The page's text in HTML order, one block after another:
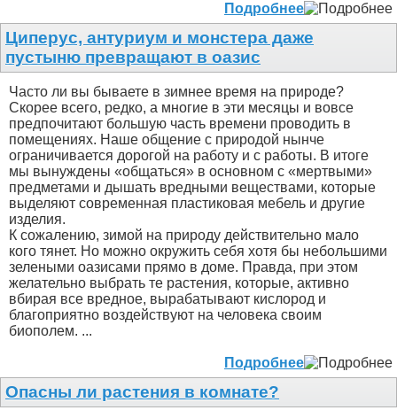
Подробнее
Циперус, антуриум и монстера даже
пустыню превращают в оазис
Часто ли вы бываете в зимнее время на природе?
Скорее всего, редко, а многие в эти месяцы и вовсе
предпочитают большую часть времени проводить в
помещениях. Наше общение с природой нынче
ограничивается дорогой на работу и с работы. В итоге
мы вынуждены «общаться» в основном с «мертвыми»
предметами и дышать вредными веществами, которые
выделяют современная пластиковая мебель и другие
изделия.
К сожалению, зимой на природу действительно мало
кого тянет. Но можно окружить себя хотя бы небольшими
зелеными оазисами прямо в доме. Правда, при этом
желательно выбрать те растения, которые, активно
вбирая все вредное, вырабатывают кислород и
благоприятно воздействуют на человека своим
биополем. ...
Подробнее
Опасны ли растения в комнате?